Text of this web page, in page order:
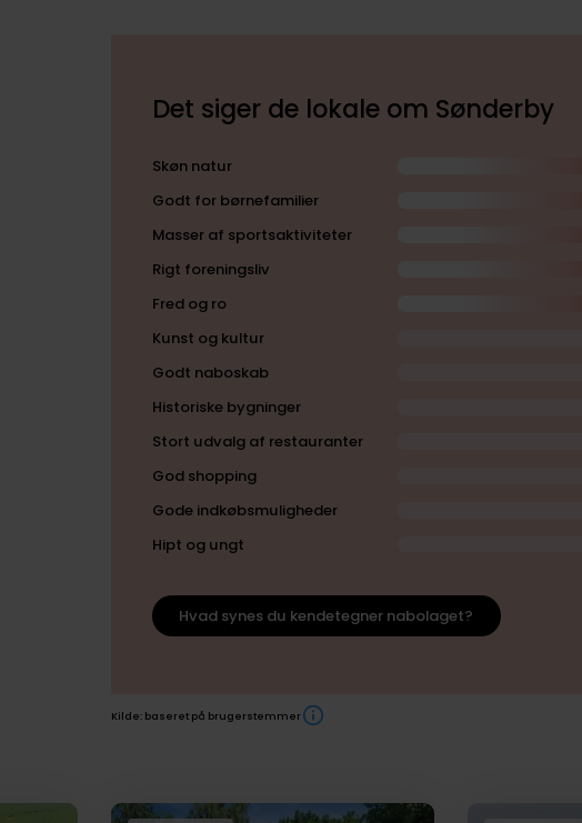
Det siger de lokale om Sønderby
Skøn natur
Godt for børnefamilier
Masser af sportsaktiviteter
Rigt foreningsliv
Fred og ro
Kunst og kultur
Godt naboskab
Historiske bygninger
Stort udvalg af restauranter
God shopping
Gode indkøbsmuligheder
Hipt og ungt
Hvad synes du kendetegner nabolaget?
Kilde: baseret på brugerstemmer